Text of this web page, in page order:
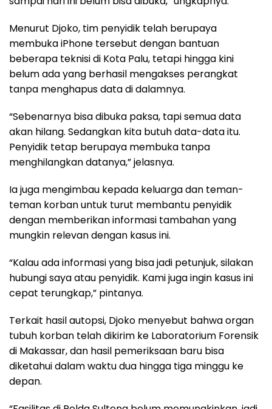
Menurut Djoko, tim penyidik telah berupaya
membuka iPhone tersebut dengan bantuan
beberapa teknisi di Kota Palu, tetapi hingga kini
belum ada yang berhasil mengakses perangkat
tanpa menghapus data di dalamnya.
“Sebenarnya bisa dibuka paksa, tapi semua data
akan hilang. Sedangkan kita butuh data-data itu.
Penyidik tetap berupaya membuka tanpa
menghilangkan datanya,” jelasnya.
Ia juga mengimbau kepada keluarga dan teman-
teman korban untuk turut membantu penyidik
dengan memberikan informasi tambahan yang
mungkin relevan dengan kasus ini.
“Kalau ada informasi yang bisa jadi petunjuk, silakan
hubungi saya atau penyidik. Kami juga ingin kasus ini
cepat terungkap,” pintanya.
Terkait hasil autopsi, Djoko menyebut bahwa organ
tubuh korban telah dikirim ke Laboratorium Forensik
di Makassar, dan hasil pemeriksaan baru bisa
diketahui dalam waktu dua hingga tiga minggu ke
depan.